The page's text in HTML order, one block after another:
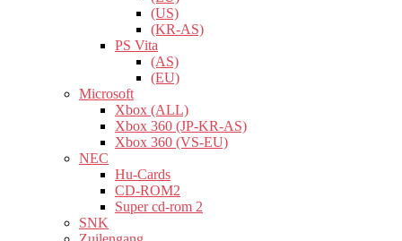
(US)
(KR-AS)
PS Vita
(AS)
(EU)
Microsoft
Xbox (ALL)
Xbox 360 (JP-KR-AS)
Xbox 360 (VS-EU)
NEC
Hu-Cards
CD-ROM2
Super cd-rom 2
SNK